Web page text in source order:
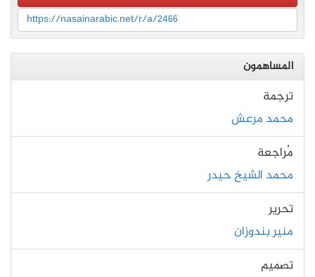
https://nasainarabic.net/r/a/2466
المساهمون
ترجمة
محمد مرعش
مُراجعة
محمد الشيخ حيدر
تحرير
منير بندوزان
تصميم